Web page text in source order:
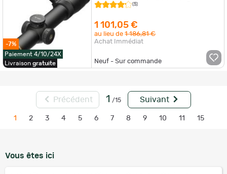
-7%
Paiement 4/10/24X
Livraison gratuite
Hunter
(5)
1 101,05 €
au lieu de1 186,81 €
Achat Immédiat
Neuf - Sur commande
Précédent 1 /15 Suivant
1 2 3 4 5 6 7 8 9 10 11 15
Vous êtes ici